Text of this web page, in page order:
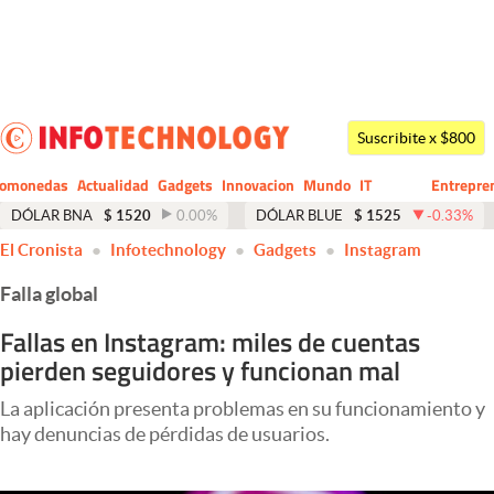
Dólar
Economía y Política
Finanzas y Mercados
Mercados Online
Negocios
Columnistas
Otras secciones
Suscribite x $800
Actualidad Gadgets Innovacion Mundo
CIO
IT
Business
DÓLAR BNA $ 1520 0.00% DÓLAR BLUE $ 1525 -0.33%
El Cronista Infotechnology Gadgets Instagram
Falla global
Fallas en Instagram: miles de cuentas
pierden seguidores y funcionan mal
La aplicación presenta problemas en su funcionamiento y
hay denuncias de pérdidas de usuarios.